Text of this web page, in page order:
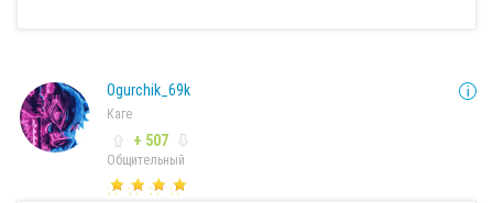
Ogurchik_69k
Каге
+ 507
Общительный